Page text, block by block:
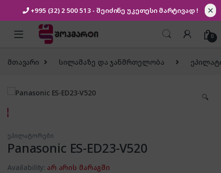
+995 (32) 2 500 513 - შეიძინე უკეთესი მარტივად ! ✕
Skip to navigation
Skip to content
0
მთავარი სილამაზე და ჯანმრთელობა
🔍
ეპილატორები
Panasonic ES-ED23-V520
Availability: არ არის მარაგში